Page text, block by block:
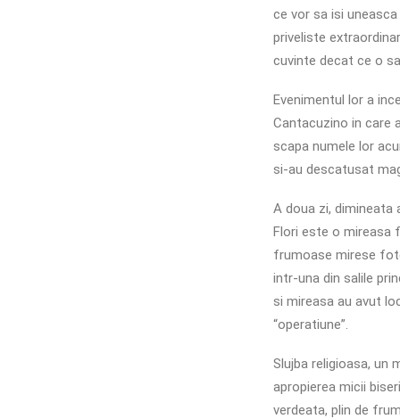
ce vor sa isi
priveliste
cuvinte decat ce o
Evenimentul lor a
Cantacuzino in care
scapa numele lor
si-au descatusat
A doua zi,
Flori este o mireasa
frumoase mirese
intr-una din salile
si mireasa au avut
“operatiune”.
Slujba religioasa, un
apropierea micii
verdeata, plin de